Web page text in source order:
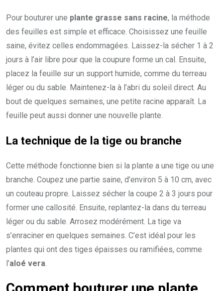
Pour bouturer une plante grasse sans racine, la méthode
des feuilles est simple et efficace. Choisissez une feuille
saine, évitez celles endommagées. Laissez-la sécher 1 à 2
jours à l’air libre pour que la coupure forme un cal. Ensuite,
placez la feuille sur un support humide, comme du terreau
léger ou du sable. Maintenez-la à l’abri du soleil direct. Au
bout de quelques semaines, une petite racine apparaît. La
feuille peut aussi donner une nouvelle plante.
La technique de la tige ou branche
Cette méthode fonctionne bien si la plante a une tige ou une
branche. Coupez une partie saine, d’environ 5 à 10 cm, avec
un couteau propre. Laissez sécher la coupe 2 à 3 jours pour
former une callosité. Ensuite, replantez-la dans du terreau
léger ou du sable. Arrosez modérément. La tige va
s’enraciner en quelques semaines. C’est idéal pour les
plantes qui ont des tiges épaisses ou ramifiées, comme
l’aloé vera.